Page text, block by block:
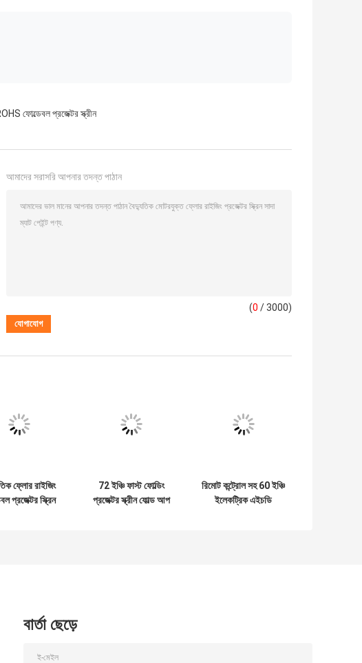
ROHS ফোল্ডেবল প্রজেক্টর স্ক্রীন
আমাদের সরাসরি আপনার তদন্ত পাঠান